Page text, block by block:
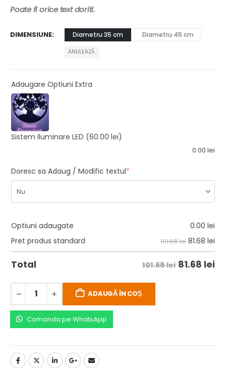
Poate fi orice text doriti.
DIMENSIUNE Diametru 35 cm Diametru 45 cm
ANULEAZĂ
Adaugare Optiuni Extra
Sistem Iluminare LED (60.00 lei)
0.00 lei
Doresc sa Adaug / Modific textul*
Optiuni adaugate 0.00 lei
Pret produs standard
101.68 lei 81.68 lei
Total 101.68 lei 81.68 lei
ADAUGĂ ÎN COȘ
Comanda pe WhatsApp